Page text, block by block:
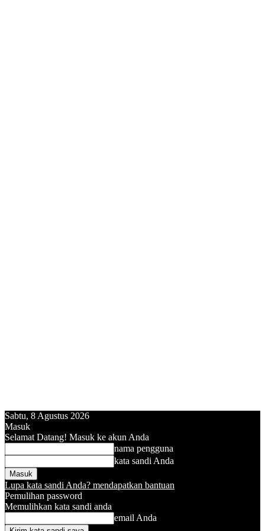
Sabtu, 8 Agustus 2026
Masuk
Selamat Datang! Masuk ke akun Anda
nama pengguna
kata sandi Anda
Lupa kata sandi Anda? mendapatkan bantuan
Pemulihan password
Memulihkan kata sandi anda
email Anda